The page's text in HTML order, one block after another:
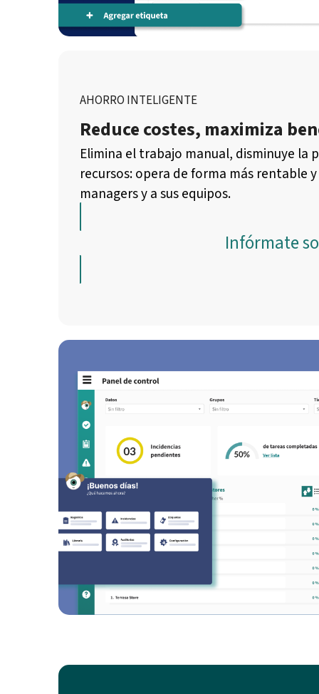
AHORRO INTELIGENTE
Reduce costes, maximiza
Elimina el trabajo manual, disminuye la
recursos: opera de forma más rentable
managers y a sus equipos.
Infórmate